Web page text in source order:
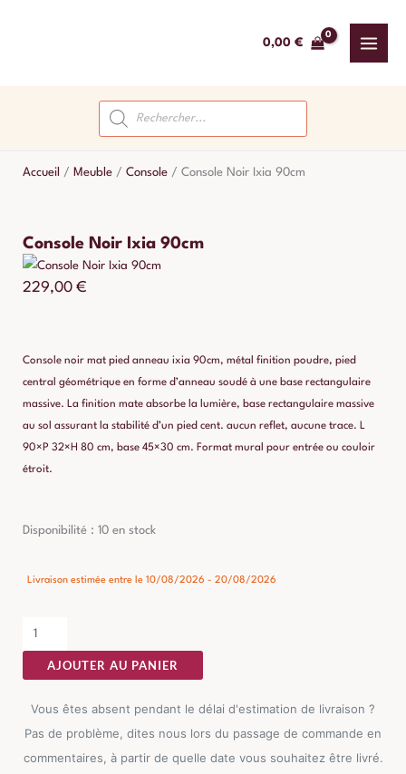
0,00 €
Recherche
de
produits
Accueil / Meuble / Console / Console Noir Ixia 90cm
Console Noir Ixia 90cm
229,00 €
Console noir mat pied anneau ixia 90cm, métal finition poudre, pied
central géométrique en forme d’anneau soudé à une base rectangulaire
massive. La finition mate absorbe la lumière, base rectangulaire massive
au sol assurant la stabilité d’un pied cent. aucun reflet, aucune trace. L
90×P 32×H 80 cm, base 45×30 cm. Format mural pour entrée ou couloir
étroit.
Disponibilité : 10 en stock
Livraison estimée entre le 10/08/2026 - 20/08/2026
quantité
Console
Ixia
90cm
AJOUTER AU PANIER
Vous êtes absent pendant le délai d'estimation de livraison ?
Pas de problème, dites nous lors du passage de commande en
commentaires, à partir de quelle date vous souhaitez être livré.